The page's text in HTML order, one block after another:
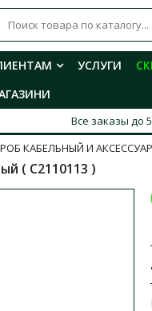
УСЛУГИ
Все заказы до
КАБЕЛЬНЫЙ И
( С2110113 )